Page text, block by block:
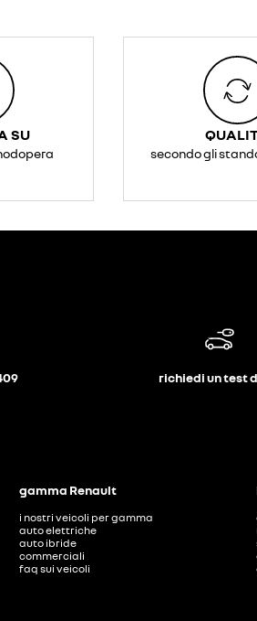
SU
secondo gli
richiedi un test
gamma Renault
i nostri veicoli per gamma
auto elettriche
auto ibride
commerciali
faq sui veicoli